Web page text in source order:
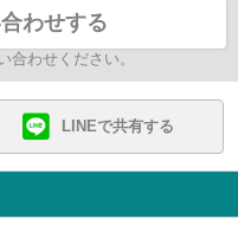
わせする
合わせください。
LINEで共有する